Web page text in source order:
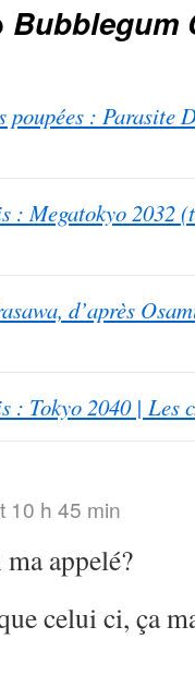
Bubblegum
poupées : Parasite
: Megatokyo 2032
d’après
: Tokyo 2040 | Les
10 h 45 min
appelé?
celui ci, ça